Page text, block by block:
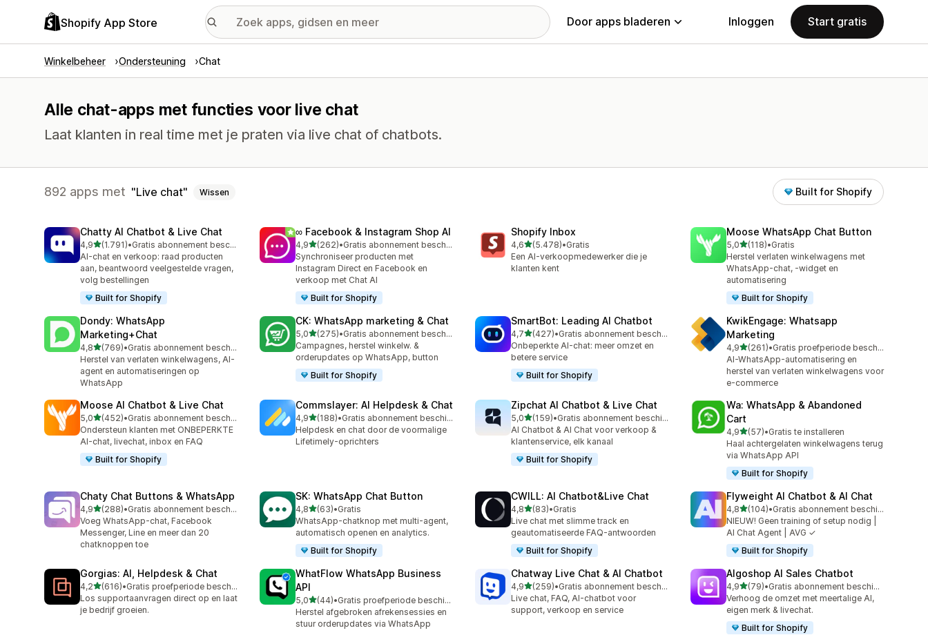
Shopify App Store Door apps bladeren Inloggen Start gratis
Winkelbeheer Ondersteuning Chat
Alle chat-apps met functies voor live chat
Laat klanten in real time met je praten via live chat of chatbots.
892 apps met Live chat Wissen Built for Shopify
Chatty AI Chatbot & Live Chat
4,9van 5 sterren
(1.791)
1791 recensies in totaal
•
Gratis abonnement beschikbaar
AI-chat en verkoop: raad producten
aan, beantwoord veelgestelde vragen,
volg bestellingen
Built for Shopify
∞ Facebook & Instagram Shop AI
4,9van 5 sterren
(262)
262 recensies in totaal
•
Gratis abonnement beschikbaar
Synchroniseer producten met
Instagram Direct en Facebook en
verkoop met Chat AI
Built for Shopify
Shopify Inbox
4,6van 5 sterren
(5.478)
5478 recensies in totaal
•Gratis
Een AI-verkoopmedewerker die je
klanten kent
Moose WhatsApp Chat Button
5,0van 5 sterren
(118)
118 recensies in totaal
•Gratis
Herstel verlaten winkelwagens met
WhatsApp-chat, -widget en
automatisering
Built for Shopify
Dondy: WhatsApp
Marketing+Chat
4,8van 5 sterren
(769)
769 recensies in totaal
•
Gratis abonnement beschikbaar
Herstel van verlaten winkelwagens, AI-
agent en automatiseringen op
WhatsApp
CK: WhatsApp marketing & Chat
5,0van 5 sterren
(275)
275 recensies in totaal
•
Gratis abonnement beschikbaar
Campagnes, herstel winkelw. &
orderupdates op WhatsApp, button
Built for Shopify
SmartBot: Leading AI Chatbot
4,7van 5 sterren
(427)
427 recensies in totaal
•
Gratis abonnement beschikbaar
Onbeperkte AI-chat: meer omzet en
betere service
Built for Shopify
KwikEngage: Whatsapp
Marketing
4,9van 5 sterren
(261)
261 recensies in totaal
•
Gratis proefperiode beschikbaar
AI-WhatsApp-automatisering en
herstel van verlaten winkelwagens voor
e-commerce
Moose AI Chatbot & Live Chat
5,0van 5 sterren
(452)
452 recensies in totaal
•
Gratis abonnement beschikbaar
Ondersteun klanten met ONBEPERKTE
AI-chat, livechat, inbox en FAQ
Built for Shopify
Commslayer: AI Helpdesk & Chat
4,9van 5 sterren
(188)
188 recensies in totaal
•
Gratis abonnement beschikbaar
Helpdesk en chat door de voormalige
Lifetimely-oprichters
Zipchat AI Chatbot & Live Chat
5,0van 5 sterren
(159)
159 recensies in totaal
•
Gratis abonnement beschikbaar
AI Chatbot & AI Chat voor verkoop &
klantenservice, elk kanaal
Built for Shopify
Wa: WhatsApp & Abandoned
Cart
4,9van 5 sterren
(57)
57 recensies in totaal
•Gratis te installeren
Haal achtergelaten winkelwagens terug
via WhatsApp API
Built for Shopify
Chaty Chat Buttons & WhatsApp
4,9van 5 sterren
(288)
288 recensies in totaal
•
Gratis abonnement beschikbaar
Voeg WhatsApp-chat, Facebook
Messenger, Line en meer dan 20
chatknoppen toe
SK: WhatsApp Chat Button
4,8van 5 sterren
(63)
63 recensies in totaal
•Gratis
WhatsApp-chatknop met multi-agent,
automatisch openen en analytics.
Built for Shopify
CWILL: AI Chatbot&Live Chat
4,8van 5 sterren
(83)
83 recensies in totaal
•Gratis
Live chat met slimme track en
geautomatiseerde FAQ-antwoorden
Built for Shopify
Flyweight AI Chatbot & AI Chat
4,8van 5 sterren
(104)
104 recensies in totaal
•
Gratis abonnement beschikbaar
NIEUW! Geen training of setup nodig |
AI Chat Agent | AVG ✓
Built for Shopify
Gorgias: AI, Helpdesk & Chat
4,2van 5 sterren
(616)
616 recensies in totaal
•
Gratis proefperiode beschikbaar
Los supportaanvragen direct op en laat
je bedrijf groeien.
WhatFlow WhatsApp Business
API
5,0van 5 sterren
(44)
44 recensies in totaal
•
Gratis proefperiode beschikbaar
Herstel afgebroken afrekensessies en
stuur orderupdates via WhatsApp
Chatway Live Chat & AI Chatbot
4,9van 5 sterren
(259)
259 recensies in totaal
•
Gratis abonnement beschikbaar
Live chat, FAQ, AI-chatbot voor
support, verkoop en service
Algoshop AI Sales Chatbot
4,9van 5 sterren
(79)
79 recensies in totaal
•
Gratis abonnement beschikbaar
Verhoog de omzet met meertalige AI,
eigen merk & livechat.
Built for Shopify